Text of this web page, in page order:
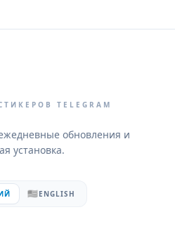
TELEGRAM
обновления и
установка.
🇺🇸ENGLISH